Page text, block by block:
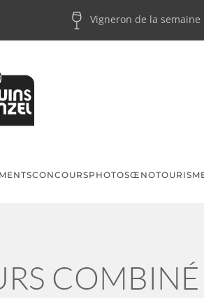
Vigneron de la semaine
CONCOURSPHOTOS